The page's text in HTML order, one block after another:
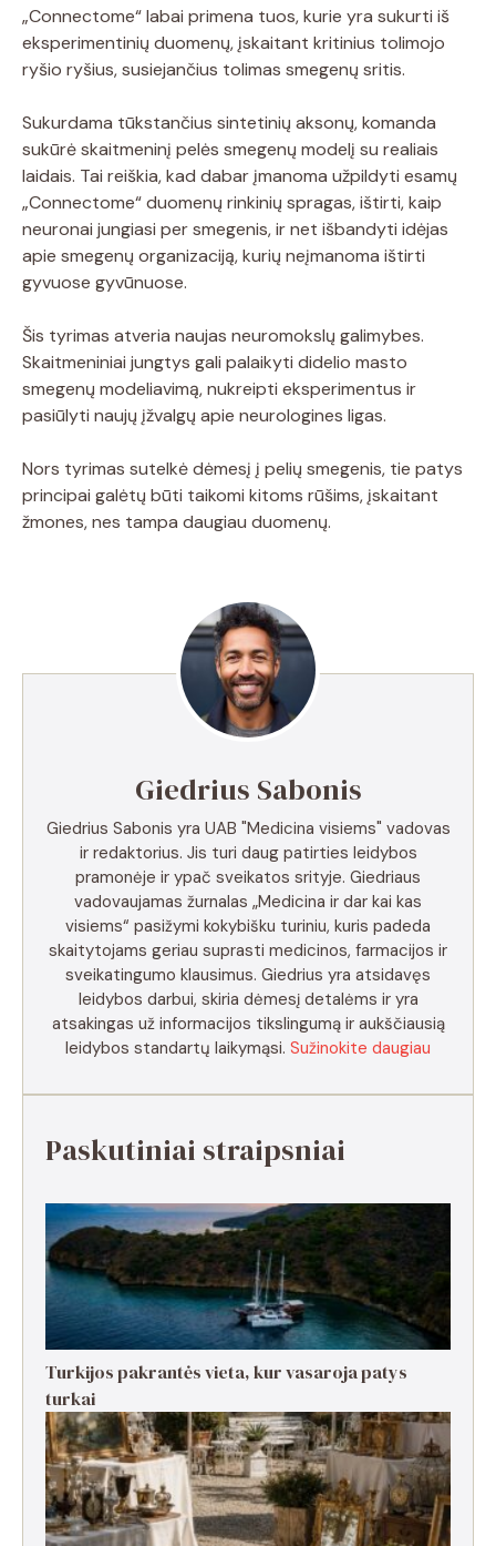
„Connectome“ labai primena tuos, kurie yra sukurti iš
eksperimentinių duomenų, įskaitant kritinius tolimojo
ryšio ryšius, susiejančius tolimas smegenų sritis.
Sukurdama tūkstančius sintetinių aksonų, komanda
sukūrė skaitmeninį pelės smegenų modelį su realiais
laidais. Tai reiškia, kad dabar įmanoma užpildyti esamų
„Connectome“ duomenų rinkinių spragas, ištirti, kaip
neuronai jungiasi per smegenis, ir net išbandyti idėjas
apie smegenų organizaciją, kurių neįmanoma ištirti
gyvuose gyvūnuose.
Šis tyrimas atveria naujas neuromokslų galimybes.
Skaitmeniniai jungtys gali palaikyti didelio masto
smegenų modeliavimą, nukreipti eksperimentus ir
pasiūlyti naujų įžvalgų apie neurologines ligas.
Nors tyrimas sutelkė dėmesį į pelių smegenis, tie patys
principai galėtų būti taikomi kitoms rūšims, įskaitant
žmones, nes tampa daugiau duomenų.
Giedrius Sabonis
Giedrius Sabonis yra UAB "Medicina visiems" vadovas
ir redaktorius. Jis turi daug patirties leidybos
pramonėje ir ypač sveikatos srityje. Giedriaus
vadovaujamas žurnalas „Medicina ir dar kai kas
visiems“ pasižymi kokybišku turiniu, kuris padeda
skaitytojams geriau suprasti medicinos, farmacijos ir
sveikatingumo klausimus. Giedrius yra atsidavęs
leidybos darbui, skiria dėmesį detalėms ir yra
atsakingas už informacijos tikslingumą ir aukščiausią
leidybos standartų laikymąsi. Sužinokite daugiau
Paskutiniai straipsniai
Turkijos pakrantės vieta, kur vasaroja patys
turkai